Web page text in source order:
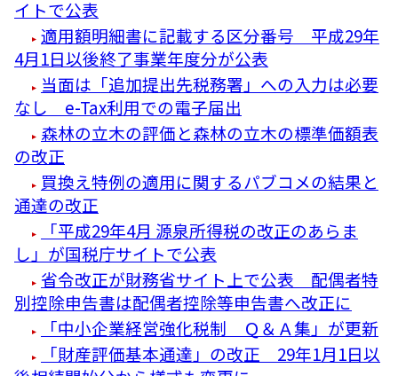
イトで公表
適用額明細書に記載する区分番号 平成29年
4月1日以後終了事業年度分が公表
当面は「追加提出先税務署」への入力は必要
なし e-Tax利用での電子届出
森林の立木の評価と森林の立木の標準価額表
の改正
買換え特例の適用に関するパブコメの結果と
通達の改正
「平成29年4月 源泉所得税の改正のあらま
し」が国税庁サイトで公表
省令改正が財務省サイト上で公表 配偶者特
別控除申告書は配偶者控除等申告書へ改正に
「中小企業経営強化税制 Ｑ＆Ａ集」が更新
「財産評価基本通達」の改正 29年1月1日以